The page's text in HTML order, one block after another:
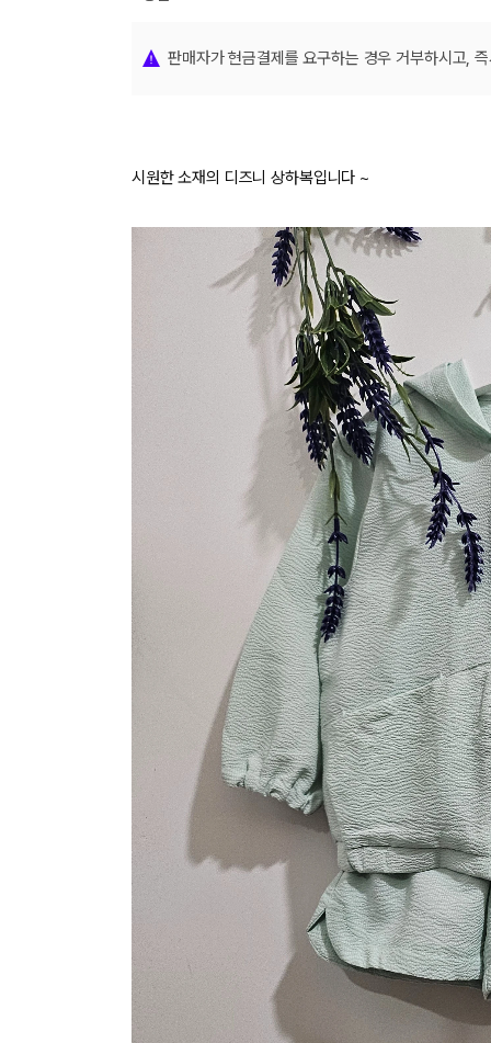
사
장바구니에 상품이
다른 고객들이 구매
아가방, 이 상품은 어